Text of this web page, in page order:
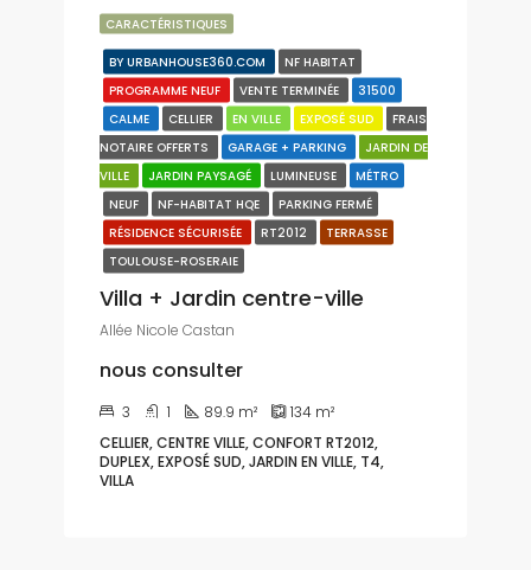
CARACTÉRISTIQUES
BY URBANHOUSE360.COM
NF HABITAT
PROGRAMME NEUF
VENTE TERMINÉE
31500
CALME
CELLIER EN VILLE EXPOSÉ SUD
FRAIS
NOTAIRE OFFERTS
GARAGE + PARKING
JARDIN DE
VILLE
JARDIN PAYSAGÉ LUMINEUSE
MÉTRO
NEUF
NF-HABITAT HQE
PARKING FERMÉ
RÉSIDENCE SÉCURISÉE
RT2012
TERRASSE
TOULOUSE-ROSERAIE
Villa + Jardin centre-ville
Allée Nicole Castan
nous consulter
3 1 89.9 m² 134 m²
CELLIER, CENTRE VILLE, CONFORT RT2012,
DUPLEX, EXPOSÉ SUD, JARDIN EN VILLE, T4,
VILLA